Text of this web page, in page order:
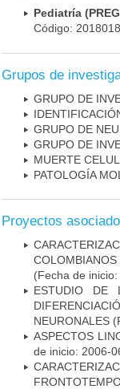
Pediatría
Código:
Grupos de
GRUPO DE
GRUPO DE
GRUPO DE
MUERTE
PATOLOGÍA
Proyectos
(Fecha de
ESTUDIO DE
NEURONALES
ASPECTOS
de inicio: 2006-